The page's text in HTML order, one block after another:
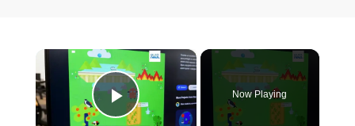
×
Play Video
Now Playing